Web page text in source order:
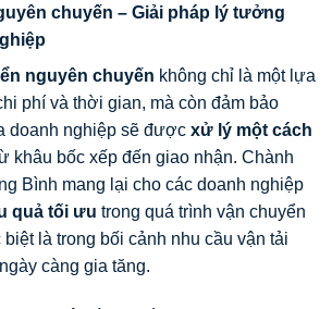
chuyến – Giải pháp lý tưởng
nguyên chuyến không chỉ là một lựa
phí và thời gian, mà còn đảm bảo
doanh nghiệp sẽ được xử lý một cách
khâu bốc xếp đến giao nhận. Chành
Bình mang lại cho các doanh nghiệp
quả tối ưu trong quá trình vận chuyển
là trong bối cảnh nhu cầu vận tải
càng gia tăng.